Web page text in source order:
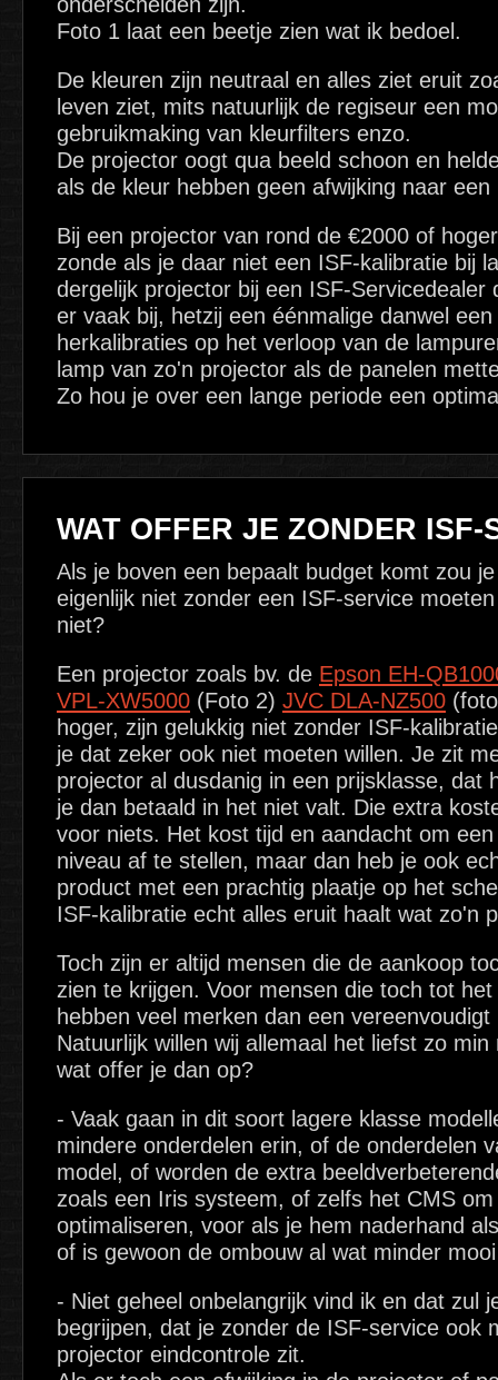
Foto 1 laat een beetje zien wat ik bedoel.
De kleuren zijn neutraal en alles ziet eruit
leven ziet, mits natuurlijk de regiseur een
gebruikmaking van kleurfilters enzo.
De projector oogt qua beeld schoon en
als de kleur hebben geen afwijking naar een
Bij een projector van rond de €2000 of
zonde als je daar niet een ISF-kalibratie bij
dergelijk projector bij een ISF-Servicedealer
er vaak bij, hetzij een éénmalige danwel
herkalibraties op het verloop van de
lamp van zo'n projector als de panelen
Zo hou je over een lange periode een
WAT OFFER JE ZONDER ISF-
Als je boven een bepaalt budget komt zou
eigenlijk niet zonder een ISF-service
niet?
Een projector zoals bv. de Epson EH-
VPL-XW5000 (Foto 2) JVC DLA-NZ500
hoger, zijn gelukkig niet zonder ISF-
je dat zeker ook niet moeten willen. Je zit
projector al dusdanig in een prijsklasse, dat
je dan betaald in het niet valt. Die extra
voor niets. Het kost tijd en aandacht om
niveau af te stellen, maar dan heb je ook
product met een prachtig plaatje op het
ISF-kalibratie echt alles eruit haalt wat zo'n
Toch zijn er altijd mensen die de aankoop
zien te krijgen. Voor mensen die toch tot
hebben veel merken dan een
Natuurlijk willen wij allemaal het liefst zo
wat offer je dan op?
- Vaak gaan in dit soort lagere klasse
mindere onderdelen erin, of de onderdelen
model, of worden de extra
zoals een Iris systeem, of zelfs het CMS
optimaliseren, voor als je hem naderhand
of is gewoon de ombouw al wat minder
- Niet geheel onbelangrijk vind ik en dat zul
begrijpen, dat je zonder de ISF-service ook
projector eindcontrole zit.